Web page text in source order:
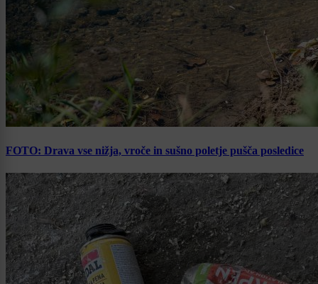
FOTO: Drava vse nižja, vroče in sušno poletje pušča posledice